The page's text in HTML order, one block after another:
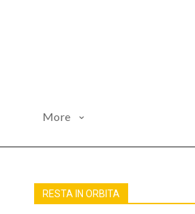
More
RESTA IN ORBITA